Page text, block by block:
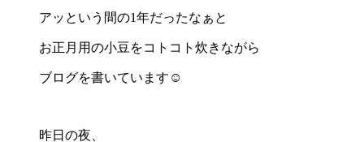
アッという間の1年だったなぁと
お正月用の小豆をコトコト炊きながら
ブログを書いています☺︎
昨日の夜、